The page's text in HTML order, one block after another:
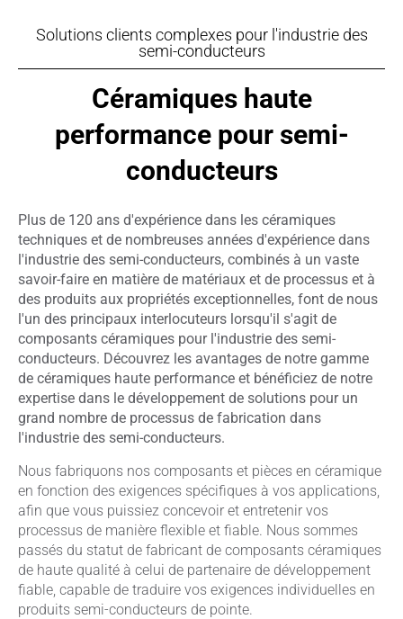
Solutions clients complexes pour l'industrie des
semi-conducteurs
Céramiques haute
performance pour semi-
conducteurs
Plus de 120 ans d'expérience dans les céramiques
techniques et de nombreuses années d'expérience dans
l'industrie des semi-conducteurs, combinés à un vaste
savoir-faire en matière de matériaux et de processus et à
des produits aux propriétés exceptionnelles, font de nous
l'un des principaux interlocuteurs lorsqu'il s'agit de
composants céramiques pour l'industrie des semi-
conducteurs. Découvrez les avantages de notre gamme
de céramiques haute performance et bénéficiez de notre
expertise dans le développement de solutions pour un
grand nombre de processus de fabrication dans
l'industrie des semi-conducteurs.
Nous fabriquons nos composants et pièces en céramique
en fonction des exigences spécifiques à vos applications,
afin que vous puissiez concevoir et entretenir vos
processus de manière flexible et fiable. Nous sommes
passés du statut de fabricant de composants céramiques
de haute qualité à celui de partenaire de développement
fiable, capable de traduire vos exigences individuelles en
produits semi-conducteurs de pointe.